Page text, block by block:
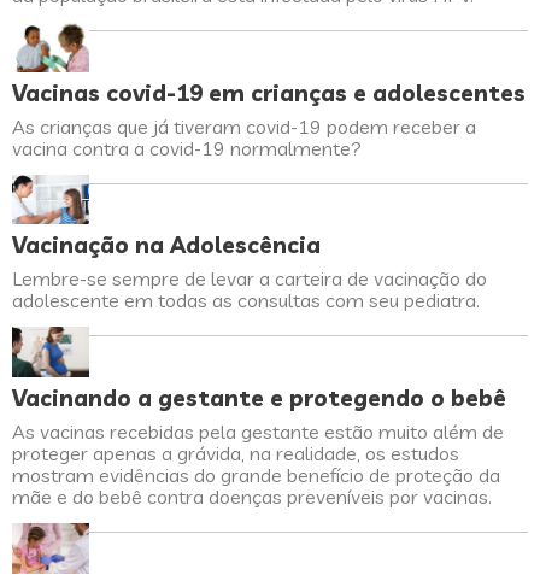
Vacinas covid-19 em crianças e adolescentes
As crianças que já tiveram covid-19 podem receber a
vacina contra a covid-19 normalmente?
Vacinação na Adolescência
Lembre-se sempre de levar a carteira de vacinação do
adolescente em todas as consultas com seu pediatra.
Vacinando a gestante e protegendo o bebê
As vacinas recebidas pela gestante estão muito além de
proteger apenas a grávida, na realidade, os estudos
mostram evidências do grande benefício de proteção da
mãe e do bebê contra doenças preveníveis por vacinas.